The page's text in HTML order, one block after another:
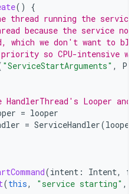
()
{
thread running the
because the service
which we don't want to
priority so CPU-intensive
"ServiceStartArguments" ,
Looper
= looper
= ServiceHandler(looper
(intent : Intent,
(this, "service starting" ,